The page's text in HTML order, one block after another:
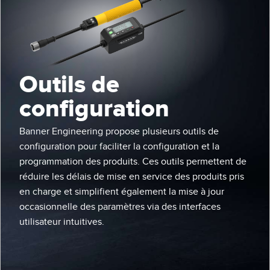
CAPTEURS
Capteurs photoélectriques
Mesure de distance laser
Barrières de mesure
Temps de parcours 3D
Capteurs radar
Amplificateurs à fibre optique
Fibres optiques
Fourches optiques et capteurs d'étiquettes
IIOT ET L'USINE
INTELLIGENTE
Appel de pièces, service ou retrait de palettes
Communication en usine
Détection fiable des bords avant
Maintenance prédictive
Maintenance prédictive
Efficacité globale de l'équipement (OEE)
Surveillance des conditions : maintenance prédictive et
Outils de
configuration
Banner Engineering propose plusieurs outils de
configuration pour faciliter la configuration et la
programmation des produits. Ces outils permettent de
réduire les délais de mise en service des produits pris
en charge et simplifient également la mise à jour
occasionnelle des paramètres via des interfaces
utilisateur intuitives.